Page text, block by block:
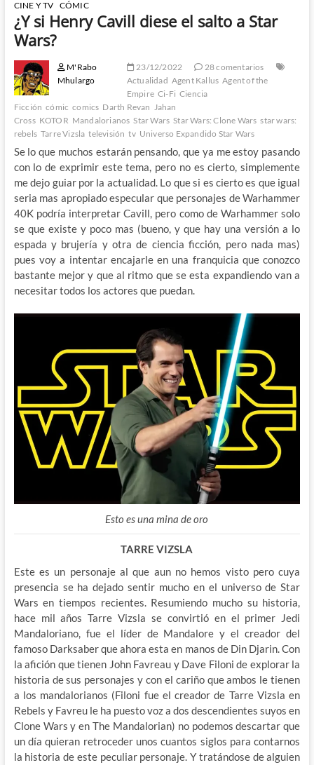
CINE Y TV CÓMIC
¿Y si Henry Cavill diese el salto a Star
Wars?
M'Rabo
Mhulargo
23/12/2022
28 comentarios
Actualidad Agent Kallus Agent of the
Empire Ci-Fi Ciencia
Ficción cómic comics Darth Revan Jahan
Cross KOTOR Mandalorianos Star Wars Star Wars: Clone Wars star wars:
rebels Tarre Vizsla televisión tv Universo Expandido Star Wars
Se lo que muchos estarán pensando, que ya me estoy pasando
con lo de exprimir este tema, pero no es cierto, simplemente
me dejo guiar por la actualidad. Lo que si es cierto es que igual
seria mas apropiado especular que personajes de Warhammer
40K podría interpretar Cavill, pero como de Warhammer solo
se que existe y poco mas (bueno, y que hay una versión a lo
espada y brujería y otra de ciencia ficción, pero nada mas)
pues voy a intentar encajarle en una franquicia que conozco
bastante mejor y que al ritmo que se esta expandiendo van a
necesitar todos los actores que puedan.
Esto es una mina de oro
TARRE VIZSLA
Este es un personaje al que aun no hemos visto pero cuya
presencia se ha dejado sentir mucho en el universo de Star
Wars en tiempos recientes. Resumiendo mucho su historia,
hace mil años Tarre Vizsla se convirtió en el primer Jedi
Mandaloriano, fue el líder de Mandalore y el creador del
famoso Darksaber que ahora esta en manos de Din Djarin. Con
la afición que tienen John Favreau y Dave Filoni de explorar la
historia de sus personajes y con el cariño que ambos le tienen
a los mandalorianos (Filoni fue el creador de Tarre Vizsla en
Rebels y Favreu le ha puesto voz a dos descendientes suyos en
Clone Wars y en The Mandalorian) no podemos descartar que
un día quieran retroceder unos cuantos siglos para contarnos
la historia de este peculiar personaje. Y tratándose de alguien